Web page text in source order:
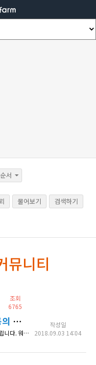
서
물어보기
검색하기
뮤니티
조회
6765
회원관리 카카오 소셜로그인 동의 및 로그인 오류
카카오 소셜로그인 동의 및 로그인 오류 문의드립니다. 워드프레스에 필드설정 및 환경설정 완료(REST API, URL 등), 카카오 API등록도 완료했습니다. 설정완료 후, 아이콘 버튼 클릭시, 로그인이 안되고, 메인페이지로 바로 이동만 됩니다. (아래 오류화면 참고) 여러번 테스트를 해봤는데, 문제점을 못찾았습니다. 빠른 확인 부탁드리겠습니다. 사이트 : http://coindrop.co.kr/ *회원
작성일
2018.09.03 14:04